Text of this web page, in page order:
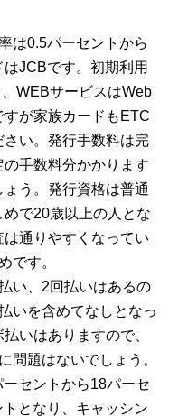
は0.5パーセントから
JCBです。初期利用
WEBサービスはWeb
が家族カードもETC
い。発行手数料は完
手数料分かかります
う。発行資格は普通
で20歳以上の人とな
通りやすくなってい
です。
い、2回払いはあるの
いを含めてなしとなっ
いはありますので、
問題はないでしょう。
セントから18パーセ
となり、キャッシン